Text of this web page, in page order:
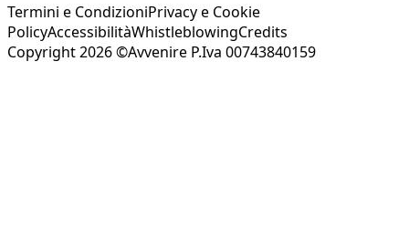
Termini e CondizioniPrivacy e Cookie
PolicyAccessibilitàWhistleblowingCredits
Copyright 2026 ©Avvenire P.Iva 00743840159